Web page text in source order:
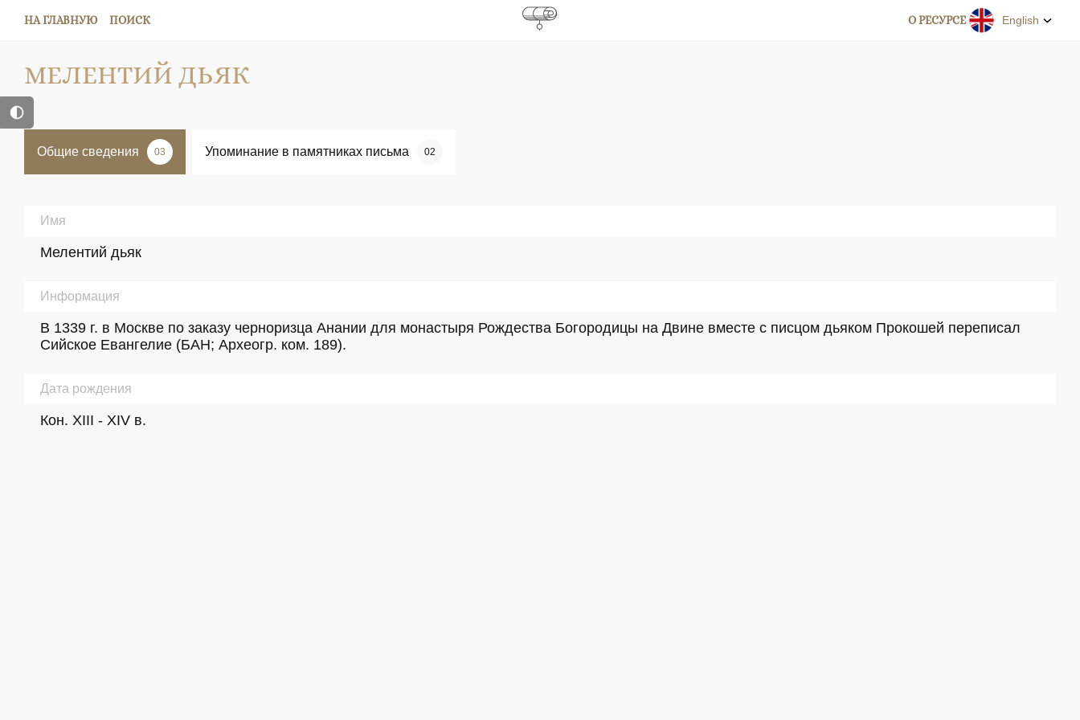
НА ГЛАВНУЮ ПОИСК О РЕСУРСЕ English
МЕЛЕНТИЙ ДЬЯК
Общие сведения 03 Упоминание в памятниках письма 02
Имя
Мелентий дьяк
Информация
В 1339 г. в Москве по заказу черноризца Анании для монастыря Рождества Богородицы на Двине вместе с писцом дьяком Прокошей переписал
Сийское Евангелие (БАН; Археогр. ком. 189).
Дата рождения
Кон. XIII - XIV в.